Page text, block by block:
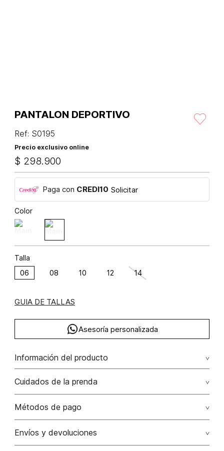
PANTALON DEPORTIVO
Ref: S0195
Precio exclusivo online
$ 298.900
Paga con CREDI10 Solicitar
Color
Talla
06 08 10 12 14
GUIA DE TALLAS
Asesoría personalizada
Información del producto
Pantalon deportivo poliéster 48% viscosa 42% elastano 10%
48.00% poliéster/polyester42.00% viscosa/viscose10.00%
elastano/elastane
Cuidados de la prenda
Lavar por separado / lavar separadamente. no remojar -
No usar lejia
Métodos de pago
Tarjetas de crédito: Visa, Dinners, Master Card y American
Envíos y devoluciones